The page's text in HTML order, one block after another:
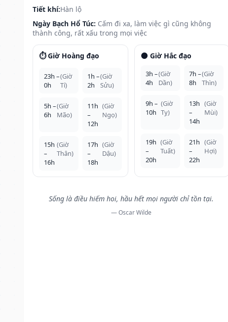
Tiết khí:Hàn lộ
Ngày Bạch Hổ Túc: Cấm đi xa, làm việc gì cũng không
thành công, rất xấu trong mọi việc
⏱️ Giờ Hoàng đạo
23h –
0h
(Giờ
Tí)
1h –
2h
(Giờ
Sửu)
5h –
6h
(Giờ
Mão)
11h
–
12h
(Giờ
Ngọ)
15h
–
16h
(Giờ
Thân)
17h
–
18h
(Giờ
Dậu)
🌑 Giờ Hắc đạo
3h –
4h
(Giờ
Dần)
7h –
8h
(Giờ
Thìn)
9h –
10h
(Giờ
Tỵ)
13h
–
14h
(Giờ
Mùi)
19h
–
20h
(Giờ
Tuất)
21h
–
22h
(Giờ
Hợi)
Sống là điều hiếm hoi, hầu hết mọi người chỉ tồn tại.
— Oscar Wilde